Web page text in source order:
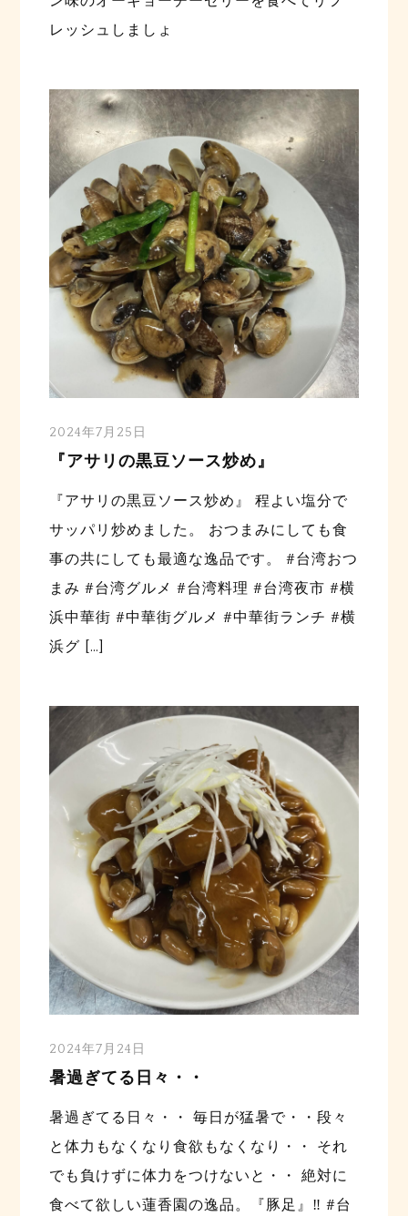
レッシュしましょ
2024年7月25日
『アサリの黒豆ソース炒め』
『アサリの黒豆ソース炒め』 程よい塩分で
サッパリ炒めました。 おつまみにしても食
事の共にしても最適な逸品です。 #台湾おつ
まみ #台湾グルメ #台湾料理 #台湾夜市 #横
浜中華街 #中華街グルメ #中華街ランチ #横
浜グ […]
2024年7月24日
暑過ぎてる日々・・
暑過ぎてる日々・・ 毎日が猛暑で・・段々
と体力もなくなり食欲もなくなり・・ それ
でも負けずに体力をつけないと・・ 絶対に
食べて欲しい蓮香園の逸品。『豚足』‼️ #台